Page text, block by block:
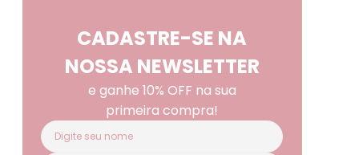
CADASTRE-SE NA
NOSSA NEWSLETTER
e ganhe 10% OFF na sua
primeira compra!